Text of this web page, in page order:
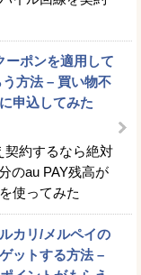
ーポンを適用して
方法 – 買い物不
申込してみた
契約するなら絶対
のau PAY残高が
使ってみた
カリ/メルペイの
ットする方法 –